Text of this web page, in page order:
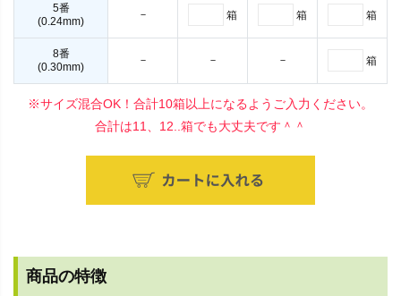
5番
(0.24mm)
－ 箱 箱 箱
8番
(0.30mm)
－ － － 箱
※サイズ混合OK！合計10箱以上になるようご入力ください。
合計は11、12..箱でも大丈夫です＾＾
商品の特徴